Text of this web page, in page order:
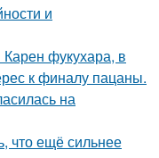
и
фукухара, в
к финалу пацаны.
на
что ещё сильнее